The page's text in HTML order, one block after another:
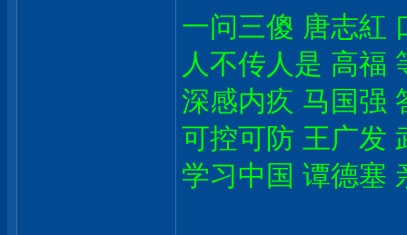
一问三傻 唐志紅
人不传人是 高福
深感内疚 马国强
可控可防 王广发
学习中国 谭德塞